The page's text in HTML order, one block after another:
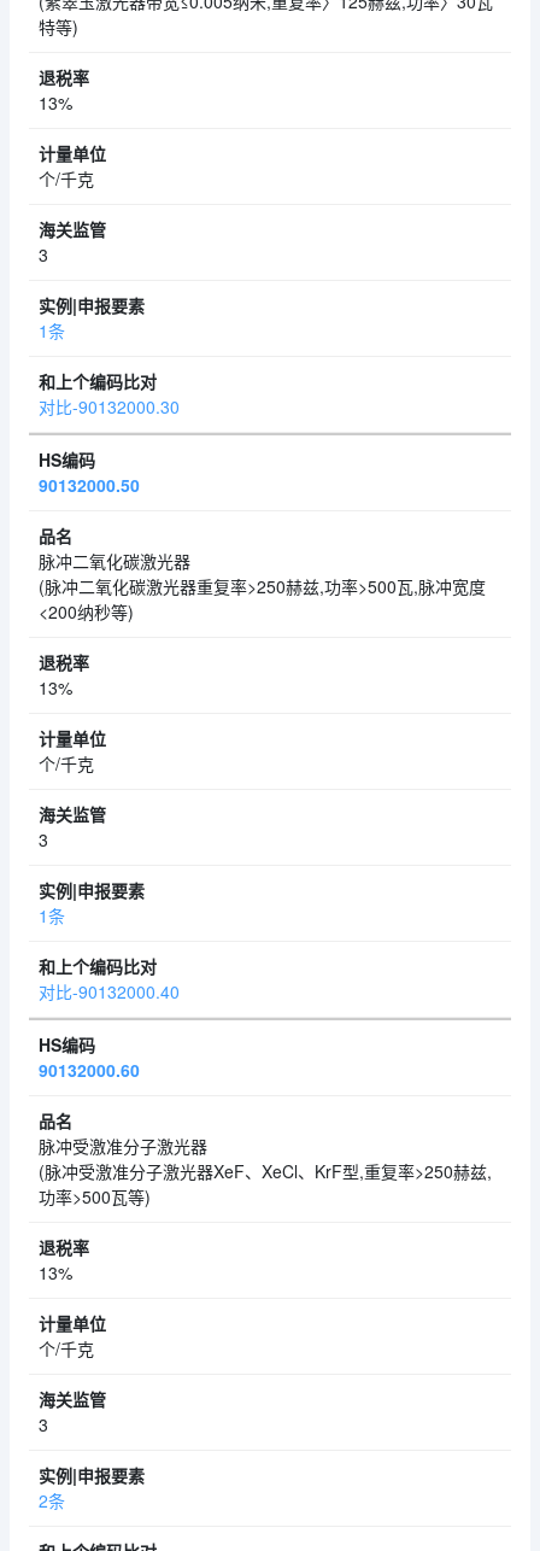
特等)
13%
个/千克
3
1条
对比-90132000.30
90132000.50
脉冲二氧化碳激光器
(脉冲二氧化碳激光器重复率>250赫兹,功率>500瓦,脉冲宽度
<200纳秒等)
13%
个/千克
3
1条
对比-90132000.40
90132000.60
脉冲受激准分子激光器
(脉冲受激准分子激光器XeF、XeCl、KrF型,重复率>250赫兹,
功率>500瓦等)
13%
个/千克
3
2条